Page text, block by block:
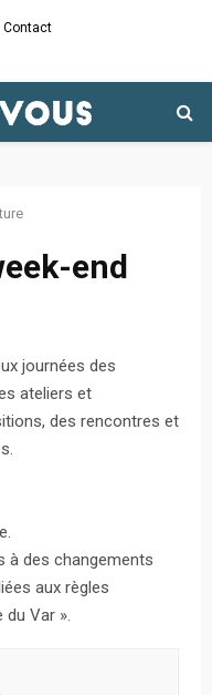
Contact
end
journées des
ateliers et
des rencontres et
à des changements
aux règles
Var ».